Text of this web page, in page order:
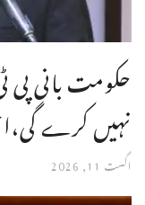
حکومت بانی پی
نہیں کرے
اگست 11, 2026